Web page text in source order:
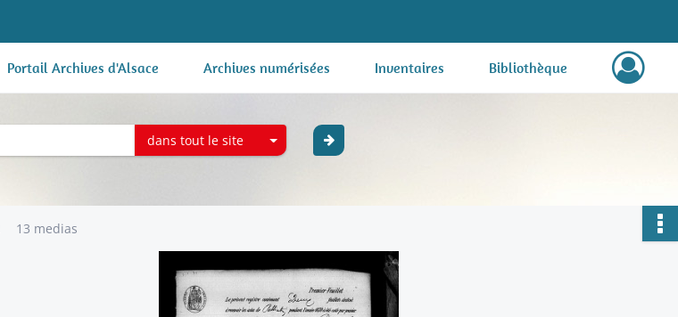
Portail Archives d'Alsace Archives numérisées Inventaires Bibliothèque
dans tout le site
13 medias